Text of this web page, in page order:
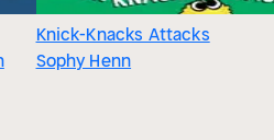
Knick-Knacks Attacks
Sophy Henn